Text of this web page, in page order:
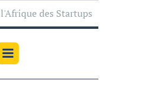
des Startups